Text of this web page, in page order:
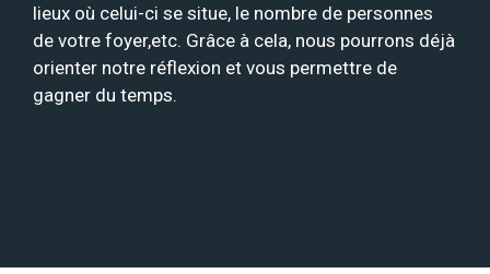
lieux où celui-ci se situe, le nombre de personnes
de votre foyer,etc. Grâce à cela, nous pourrons déjà
orienter notre réflexion et vous permettre de
gagner du temps.